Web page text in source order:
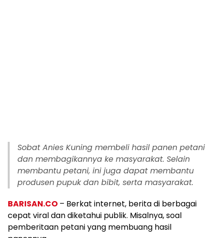
Sobat Anies Kuning membeli hasil panen petani
dan membagikannya ke masyarakat. Selain
membantu petani, ini juga dapat membantu
produsen pupuk dan bibit, serta masyarakat.
BARISAN.CO – Berkat internet, berita di berbagai
cepat viral dan diketahui publik. Misalnya, soal
pemberitaan petani yang membuang hasil